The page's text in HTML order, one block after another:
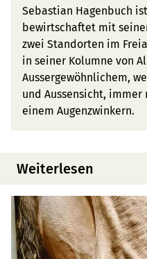
Sebastian Hagenbuch
bewirtschaftet mit
zwei Standorten im
in seiner Kolumne von
Aussergewöhnlichem,
und Aussensicht,
einem Augenzwinkern.
Weiterlesen